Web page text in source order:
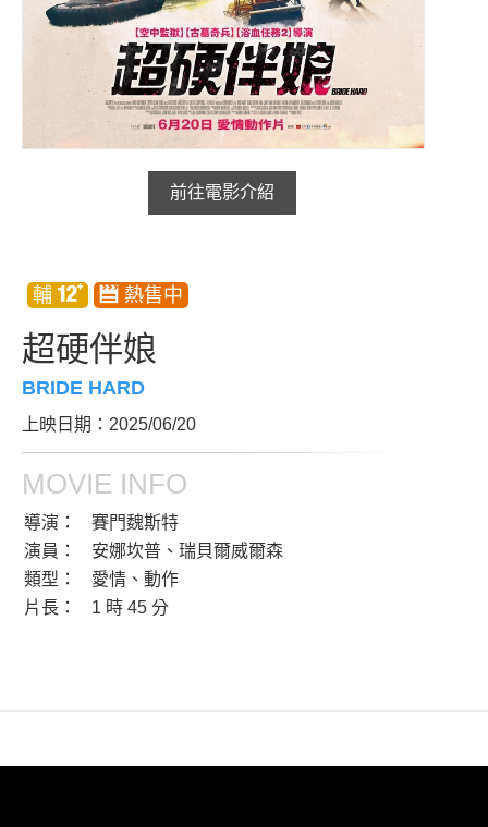
前往電影介紹
超硬伴娘
BRIDE HARD
上映日期：2025/06/20
MOVIE INFO
導演：
賽門魏斯特
演員：
安娜坎普、瑞貝爾威爾森
類型：
愛情、動作
片長：
1 時 45 分
合作夥伴
商家介紹
加入iShow
會員Q&A